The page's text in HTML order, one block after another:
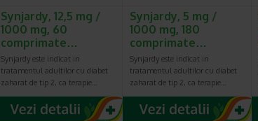
Synjardy, 12,5 mg /
1000 mg, 60
comprimate…
Synjardy este indicat in
tratamentul adultilor cu diabet
zaharat de tip 2, ca terapie…
Synjardy, 5 mg /
1000 mg, 180
comprimate…
Synjardy este indicat in
tratamentul adultilor cu diabet
zaharat de tip 2, ca terapie…